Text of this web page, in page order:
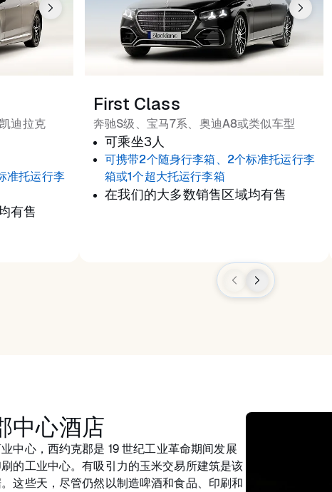
迪拉克
准托运行李
有售
First Class
奔驰S级、宝马7系、奥迪A8或类似车型
可乘坐3人
可携带2个随身行李箱、2个标准托运行李
箱或1个超大托运行李箱
在我们的大多数销售区域均有售
中心酒店
中心，西约克郡是 19 世纪工业革命期间发展
的工业中心。有吸引力的玉米交易所建筑是该
这些天，尽管仍然以制造啤酒和食品、印刷和